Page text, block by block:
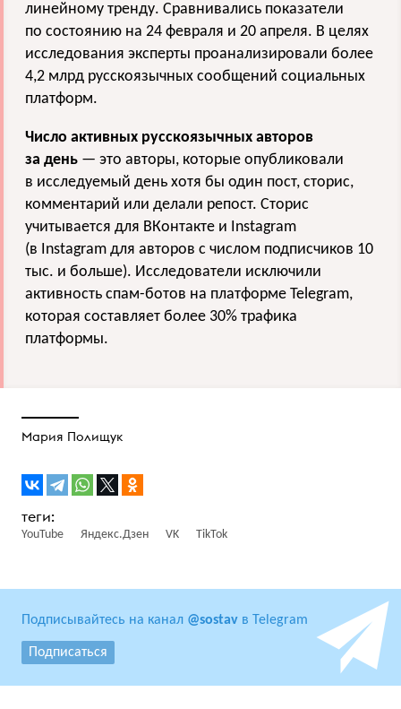
линейному тренду. Сравнивались показатели
по состоянию на 24 февраля и 20 апреля. В целях
исследования эксперты проанализировали более
4,2 млрд русскоязычных сообщений социальных
платформ.
Число активных русскоязычных авторов
за день — это авторы, которые опубликовали
в исследуемый день хотя бы один пост, сторис,
комментарий или делали репост. Сторис
учитывается для ВКонтакте и Instagram
(в Instagram для авторов с числом подписчиков 10
тыс. и больше). Исследователи исключили
активность спам-ботов на платформе Telegram,
которая составляет более 30% трафика
платформы.
Мария Полищук
YouTube Яндекс.Дзен VK TikTok
Подписывайтесь на канал @sostav в Telegram
Подписаться